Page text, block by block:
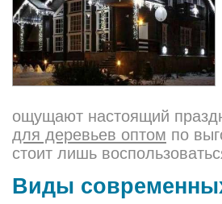
ощущают настоящий
для деревьев оптом по
стоит лишь
Виды